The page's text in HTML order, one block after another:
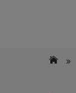
»